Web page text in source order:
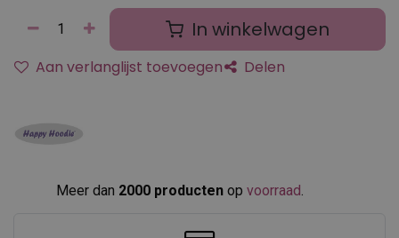
In winkelwagen
Aan verlanglijst toevoegen Delen
Meer dan 2000 producten op voorraad.​